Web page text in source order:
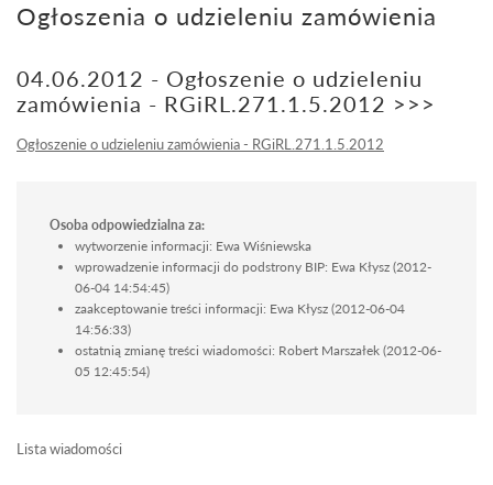
Ogłoszenia o udzieleniu zamówienia
04.06.2012 - Ogłoszenie o udzieleniu
zamówienia - RGiRL.271.1.5.2012 >>>
Ogłoszenie o udzieleniu zamówienia - RGiRL.271.1.5.2012
Osoba odpowiedzialna za:
wytworzenie informacji: Ewa Wiśniewska
wprowadzenie informacji do podstrony BIP: Ewa Kłysz (2012-
06-04 14:54:45)
zaakceptowanie treści informacji: Ewa Kłysz (2012-06-04
14:56:33)
ostatnią zmianę treści wiadomości: Robert Marszałek (2012-06-
05 12:45:54)
Lista wiadomości